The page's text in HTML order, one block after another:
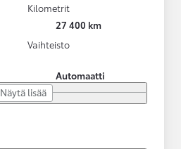
Kilometrit
27 400 km
Vaihteisto
Automaatti
Näytä lisää